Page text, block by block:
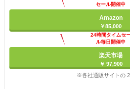
セール開催中
Amazon
￥85,000
24時間タイムセ
ル毎日開催中
楽天市場
￥ 97,900
※各社通販サイトの